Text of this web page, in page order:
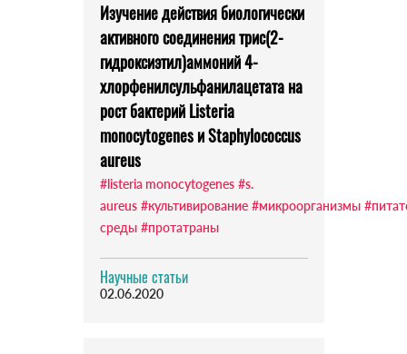
Изучение действия биологически
активного соединения трис(2-
гидроксиэтил)аммоний 4-
хлорфенилсульфанилацетата на
рост бактерий Listeria
monocytogenes и Staphylococcus
aureus
#listeria monocytogenes #s.
aureus #культивирование #микроорганизмы
среды #протатраны
Научные статьи
02.06.2020